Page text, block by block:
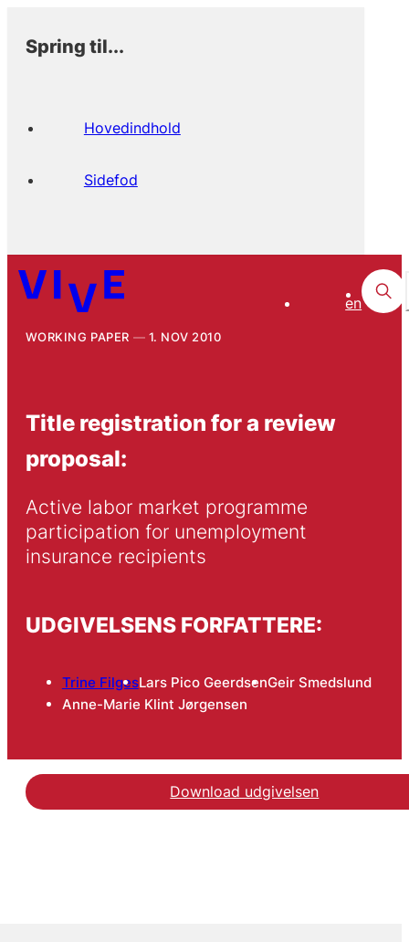
Spring til...
Hovedindhold
Sidefod
en
WORKING PAPER 1. NOV 2010
Title registration for a review
proposal:
Active labor market programme
participation for unemployment
insurance recipients
UDGIVELSENS FORFATTERE:
Trine FilgesLars Pico GeerdsenGeir Smedslund
Anne-Marie Klint Jørgensen
Download udgivelsen